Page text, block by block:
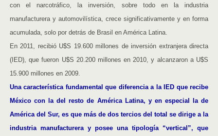
con el narcotráfico, la inversión, sobre todo en la industria
manufacturera y automovilística, crece significativamente y en forma
acumulada, solo por detrás de Brasil en América Latina.
En 2011, recibió U$S 19.600 millones de inversión extranjera directa
(IED), que fueron U$S 20.200 millones en 2010, y alcanzaron a U$S
15.900 millones en 2009.
Una característica fundamental que diferencia a la IED que recibe
México con la del resto de América Latina, y en especial la de
América del Sur, es que más de dos tercios del total se dirige a la
industria manufacturera y posee una tipología “vertical”, que